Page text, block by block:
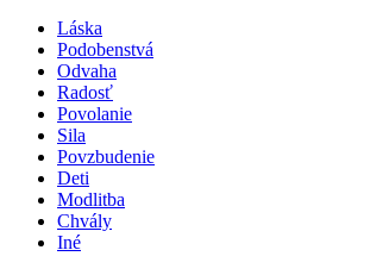
Láska
Podobenstvá
Odvaha
Radosť
Povolanie
Sila
Povzbudenie
Deti
Modlitba
Chvály
Iné